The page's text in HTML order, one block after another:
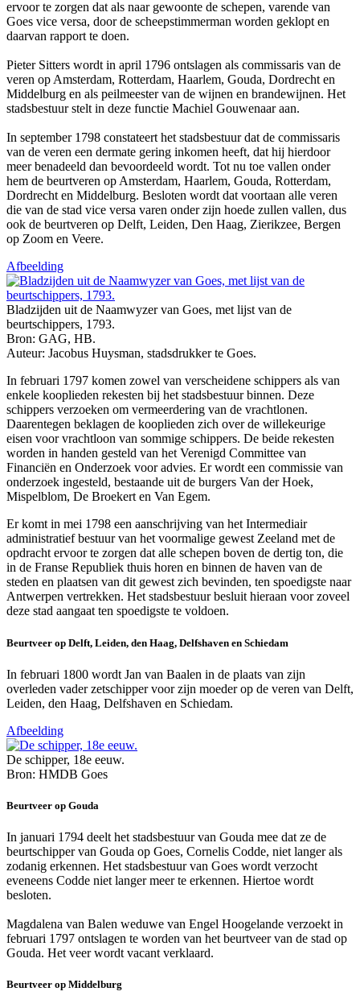
ervoor te zorgen dat als naar gewoonte de schepen, varende van
Goes vice versa, door de scheepstimmerman worden geklopt en
daarvan rapport te doen.
Pieter Sitters wordt in april 1796 ontslagen als commissaris van de
veren op Amsterdam, Rotterdam, Haarlem, Gouda, Dordrecht en
Middelburg en als peilmeester van de wijnen en brandewijnen. Het
stadsbestuur stelt in deze functie Machiel Gouwenaar aan.
In september 1798 constateert het stadsbestuur dat de commissaris
van de veren een dermate gering inkomen heeft, dat hij hierdoor
meer benadeeld dan bevoordeeld wordt. Tot nu toe vallen onder
hem de beurtveren op Amsterdam, Haarlem, Gouda, Rotterdam,
Dordrecht en Middelburg. Besloten wordt dat voortaan alle veren
die van de stad vice versa varen onder zijn hoede zullen vallen, dus
ook de beurtveren op Delft, Leiden, Den Haag, Zierikzee, Bergen
op Zoom en Veere.
Afbeelding
Bladzijden uit de Naamwyzer van Goes, met lijst van de
beurtschippers, 1793.
Bron: GAG, HB.
Auteur: Jacobus Huysman, stadsdrukker te Goes.
In februari 1797 komen zowel van verscheidene schippers als van
enkele kooplieden rekesten bij het stadsbestuur binnen. Deze
schippers verzoeken om vermeerdering van de vrachtlonen.
Daarentegen beklagen de kooplieden zich over de willekeurige
eisen voor vrachtloon van sommige schippers. De beide rekesten
worden in handen gesteld van het Verenigd Committee van
Financiën en Onderzoek voor advies. Er wordt een commissie van
onderzoek ingesteld, bestaande uit de burgers Van der Hoek,
Mispelblom, De Broekert en Van Egem.
Er komt in mei 1798 een aanschrijving van het Intermediair
administratief bestuur van het voormalige gewest Zeeland met de
opdracht ervoor te zorgen dat alle schepen boven de dertig ton, die
in de Franse Republiek thuis horen en binnen de haven van de
steden en plaatsen van dit gewest zich bevinden, ten spoedigste naar
Antwerpen vertrekken. Het stadsbestuur besluit hieraan voor zoveel
deze stad aangaat ten spoedigste te voldoen.
Beurtveer op Delft, Leiden, den Haag, Delfshaven en Schiedam
In februari 1800 wordt Jan van Baalen in de plaats van zijn
overleden vader zetschipper voor zijn moeder op de veren van Delft,
Leiden, den Haag, Delfshaven en Schiedam.
Afbeelding
De schipper, 18e eeuw.
Bron: HMDB Goes
Beurtveer op Gouda
In januari 1794 deelt het stadsbestuur van Gouda mee dat ze de
beurtschipper van Gouda op Goes, Cornelis Codde, niet langer als
zodanig erkennen. Het stadsbestuur van Goes wordt verzocht
eveneens Codde niet langer meer te erkennen. Hiertoe wordt
besloten.
Magdalena van Balen weduwe van Engel Hoogelande verzoekt in
februari 1797 ontslagen te worden van het beurtveer van de stad op
Gouda. Het veer wordt vacant verklaard.
Beurtveer op Middelburg